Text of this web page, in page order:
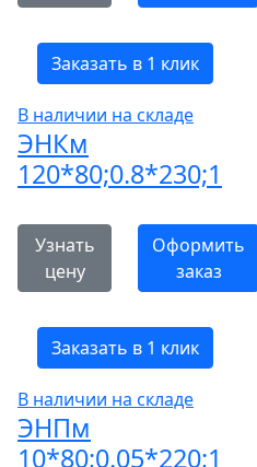
Заказать в 1 клик
В наличии на складе
ЭНКм
120*80;0.8*230;1
Узнать
цену
Оформить
заказ
Заказать в 1 клик
В наличии на складе
ЭНПм
10*80;0.05*220;1